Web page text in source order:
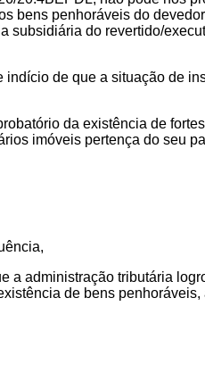
bens penhoráveis do
subsidiária do revertido/
de que a situação de
da existência de
imóveis pertença do seu
a administração tributária
de bens